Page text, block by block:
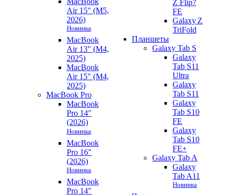
Air 15" (M5,
2026)
Новинка
MacBook
Air 13" (M4,
2025)
MacBook
Air 15" (M4,
2025)
MacBook Pro
MacBook
Pro 14"
(2026)
Новинка
MacBook
Pro 16"
(2026)
Новинка
MacBook
Pro 14"
Z Flip7
FE
Galaxy Z
TriFold
Планшеты
Galaxy Tab S
Galaxy
Tab S11
Ultra
Galaxy
Tab S11
Galaxy
Tab S10
FE
Galaxy
Tab S10
FE+
Galaxy Tab A
Galaxy
Tab A11
Новинка